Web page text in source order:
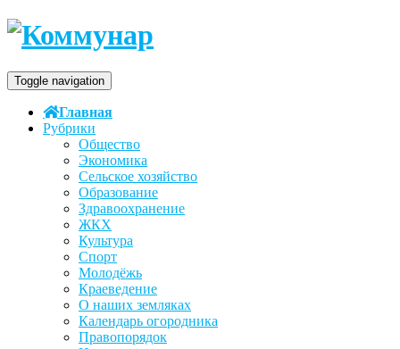
Toggle navigation
Главная
Рубрики
Общество
Экономика
Сельское хозяйство
Образование
Здравоохранение
ЖКХ
Культура
Спорт
Молодёжь
Краеведение
О наших земляках
Календарь огородника
Правопорядок